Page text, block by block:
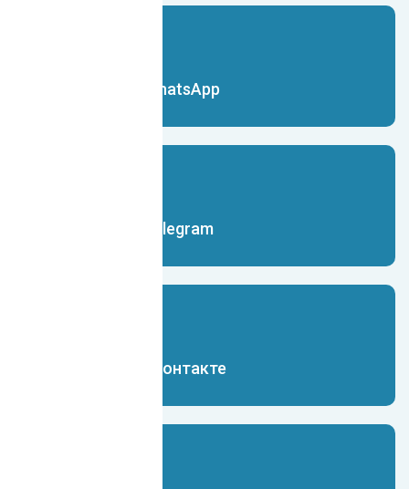
Чат-бот для WhatsApp
Чат-бот для Telegram
Чат-бот для Вконтакте